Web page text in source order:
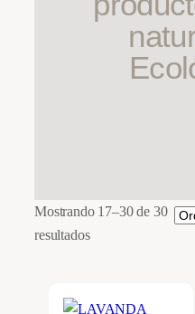
Mostrando 17–30 de 30
resultadosOrdenado
últimos